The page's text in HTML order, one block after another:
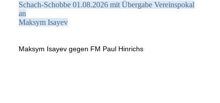
Schach-Schobbe 01.08.2026 mit Übergabe Vereinspokal
an
Maksym Isayev
Maksym Isayev gegen FM Paul Hinrichs